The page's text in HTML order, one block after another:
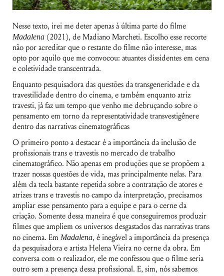
Nesse texto, irei me deter apenas à última parte do filme
Madalena (2021), de Madiano Marcheti. Escolho esse recorte
não por acreditar que o restante do filme não interesse, mas
opto por aquilo que me convocou: atuantes dissidentes em cena
e coletividade transcentrada.
Enquanto pesquisadora das questões da transgeneridade e da
travestilidade dentro do cinema, e também enquanto atriz
travesti, já faz um tempo que venho me debruçando sobre o
pensamento em torno da representatividade transvestigênere
dentro das narrativas cinematográficas
O primeiro ponto a destacar é a importância da inclusão de
profissionais trans e travestis no mercado de trabalho
cinematográfico. Não apenas em produções que se propõem a
trazer nossas questões de vida, mas principalmente nelas. Para
além da tecla bastante repetida sobre a contratação de atores e
atrizes trans e travestis no campo da interpretação, precisamos
ampliar esse pensamento para a equipe e para o cerne da
criação. Somente dessa maneira é que conseguiremos produzir
filmes que ampliem os universos desgastados das narrativas trans
no cinema. EmMadalena, é inegável a importância da presença
da pesquisadora e artista Helena Vieira no cerne da obra. Em
conversa com o realizador, ele me confessou que o filme seria
outro sem a presença dessa profissional. E, sim, nós sabemos